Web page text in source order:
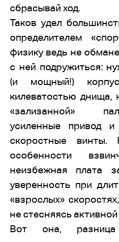
сбрасывай ход.
Таков удел
определителем
физику ведь не
с ней подружиться:
(и мощный!)
килеватостью днища,
«зализанной»
усиленные привод и
скоростные винты.
особенности
неизбежная плата
уверенность при
«взрослых»
не стесняясь
Вот она,